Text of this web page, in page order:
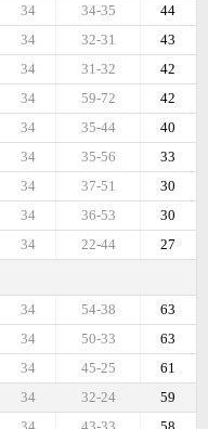
44
34-35
34
43
32-31
34
42
31-32
34
42
59-72
34
40
35-44
34
33
35-56
34
30
37-51
34
30
36-53
34
27
22-44
34
63
54-38
34
63
50-33
34
61
45-25
34
59
32-24
34